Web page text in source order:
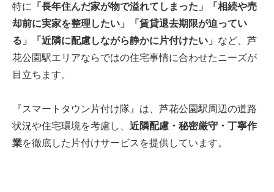
特に
「長年住んだ家が物で溢れてしまった」「相続や売
却前に実家を整理したい」「賃貸退去期限が迫ってい
る」「近隣に配慮しながら静かに片付けたい」 など、芦
花公園駅エリアならではの住宅事情に合わせたニーズが
目立ちます。
『スマートタウン片付け隊』は、芦花公園駅周辺の道路
状況や住宅環境を考慮し、 近隣配慮・秘密厳守・丁寧作
業を徹底した片付けサービスを提供しています。